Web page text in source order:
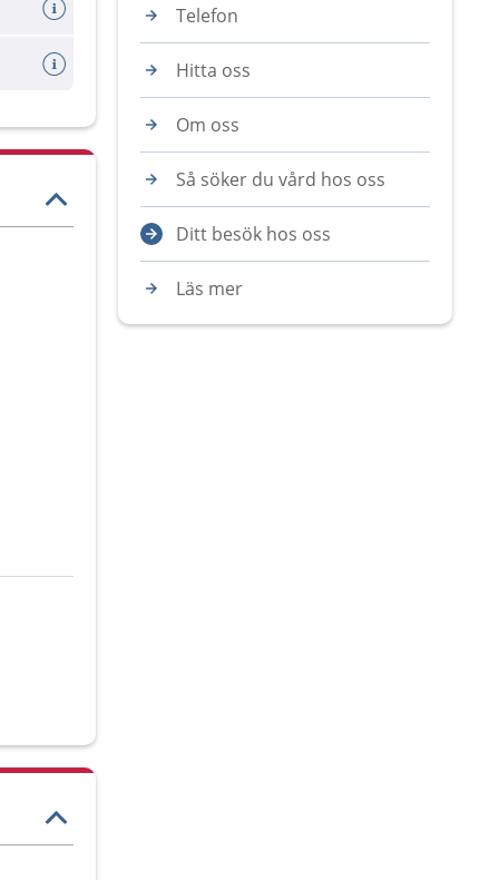
Telefon
Hitta oss
Om oss
Så söker du vård hos oss
Ditt besök hos oss
Läs mer